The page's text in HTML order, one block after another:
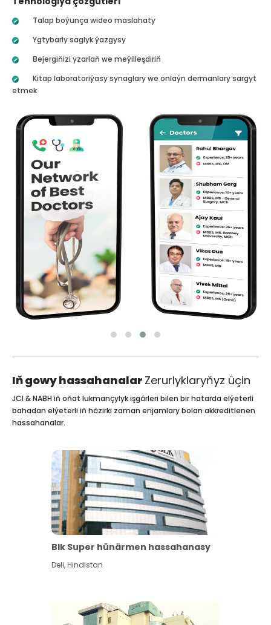
Talap boýunça wideo maslahaty
Ygtybarly saglyk ýazgysy
Bejergiňizi yzarlaň we meýilleşdiriň
Kitap laboratoriýasy synaglary we onlaýn dermanlary sargyt
etmek
Iň gowy hassahanalar Zerurlyklaryňyz üçin
JCI & NABH iň oňat lukmançylyk işgärleri bilen bir hatarda elýeterli
bahadan elýeterli iň häzirki zaman enjamlary bolan akkreditlenen
hassahanalar.
Blk Super hünärmen hassahanasy
Deli,Hindistan